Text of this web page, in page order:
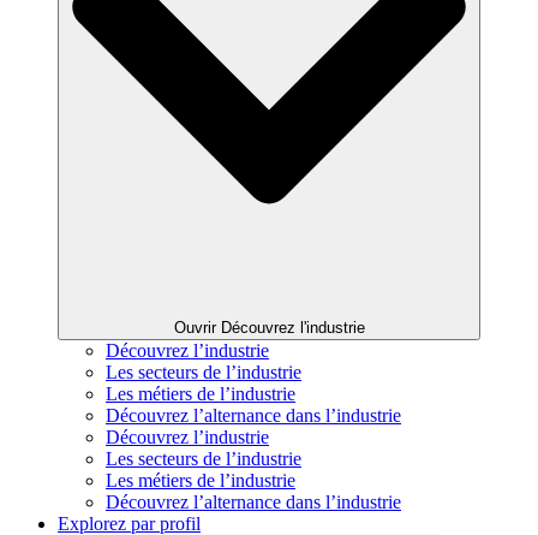
Ouvrir Découvrez l'industrie
Découvrez l’industrie
Les secteurs de l’industrie
Les métiers de l’industrie
Découvrez l’alternance dans l’industrie
Découvrez l’industrie
Les secteurs de l’industrie
Les métiers de l’industrie
Découvrez l’alternance dans l’industrie
Explorez par profil